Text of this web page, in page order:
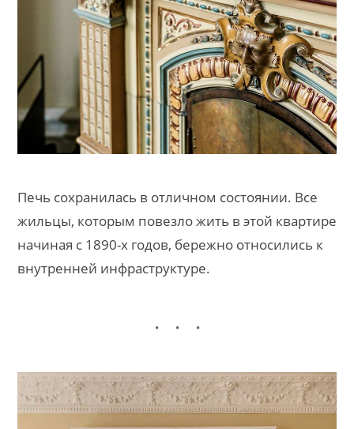
Печь сохранилась в отличном состоянии. Все
жильцы, которым повезло жить в этой квартире
начиная с 1890-х годов, бережно относились к
внутренней инфраструктуре.